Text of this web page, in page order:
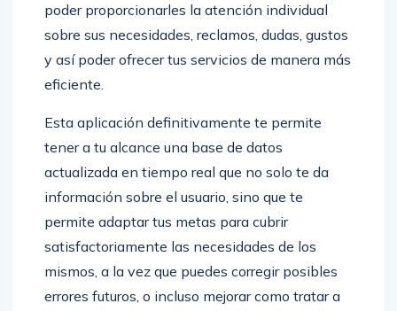
poder proporcionarles la atención individual
sobre sus necesidades, reclamos, dudas, gustos
y así poder ofrecer tus servicios de manera más
eficiente.
Esta aplicación definitivamente te permite
tener a tu alcance una base de datos
actualizada en tiempo real que no solo te da
información sobre el usuario, sino que te
permite adaptar tus metas para cubrir
satisfactoriamente las necesidades de los
mismos, a la vez que puedes corregir posibles
errores futuros, o incluso mejorar como tratar a